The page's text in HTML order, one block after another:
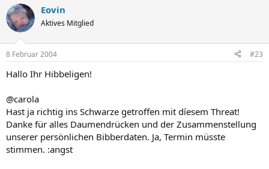
Eovin
Aktives Mitglied
8 Februar 2004 #23
Hallo Ihr Hibbeligen!
@carola
Hast ja richtig ins Schwarze getroffen mit díesem Threat!
Danke für alles Daumendrücken und der Zusammenstellung
unserer persönlichen Bibberdaten. Ja, Termin müsste
stimmen. :angst